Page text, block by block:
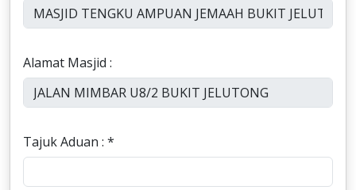
Alamat Masjid :
Tajuk Aduan : *